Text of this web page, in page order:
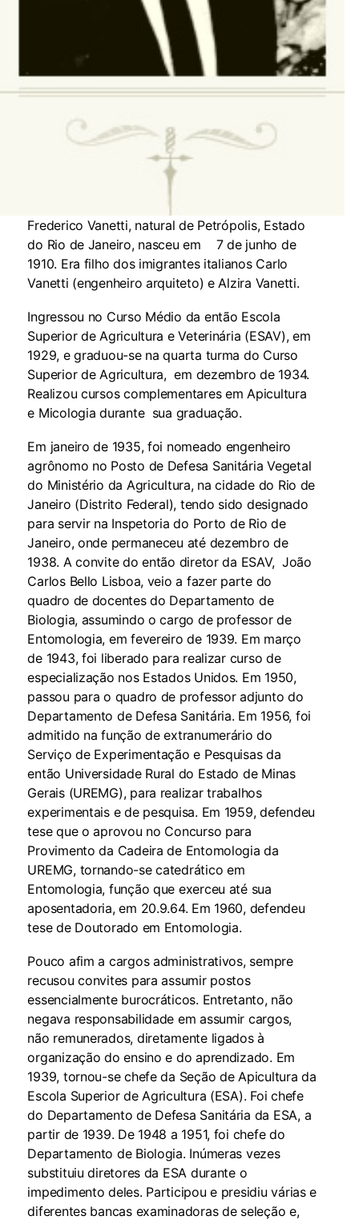
Frederico Vanetti, natural de Petrópolis, Estado
do Rio de Janeiro, nasceu em 7 de junho de
1910. Era filho dos imigrantes italianos Carlo
Vanetti (engenheiro arquiteto) e Alzira Vanetti.
Ingressou no Curso Médio da então Escola
Superior de Agricultura e Veterinária (ESAV), em
1929, e graduou-se na quarta turma do Curso
Superior de Agricultura, em dezembro de 1934.
Realizou cursos complementares em Apicultura
e Micologia durante sua graduação.
Em janeiro de 1935, foi nomeado engenheiro
agrônomo no Posto de Defesa Sanitária Vegetal
do Ministério da Agricultura, na cidade do Rio de
Janeiro (Distrito Federal), tendo sido designado
para servir na Inspetoria do Porto de Rio de
Janeiro, onde permaneceu até dezembro de
1938. A convite do então diretor da ESAV, João
Carlos Bello Lisboa, veio a fazer parte do
quadro de docentes do Departamento de
Biologia, assumindo o cargo de professor de
Entomologia, em fevereiro de 1939. Em março
de 1943, foi liberado para realizar curso de
especialização nos Estados Unidos. Em 1950,
passou para o quadro de professor adjunto do
Departamento de Defesa Sanitária. Em 1956, foi
admitido na função de extranumerário do
Serviço de Experimentação e Pesquisas da
então Universidade Rural do Estado de Minas
Gerais (UREMG), para realizar trabalhos
experimentais e de pesquisa. Em 1959, defendeu
tese que o aprovou no Concurso para
Provimento da Cadeira de Entomologia da
UREMG, tornando-se catedrático em
Entomologia, função que exerceu até sua
aposentadoria, em 20.9.64. Em 1960, defendeu
tese de Doutorado em Entomologia.
Pouco afim a cargos administrativos, sempre
recusou convites para assumir postos
essencialmente burocráticos. Entretanto, não
negava responsabilidade em assumir cargos,
não remunerados, diretamente ligados à
organização do ensino e do aprendizado. Em
1939, tornou-se chefe da Seção de Apicultura da
Escola Superior de Agricultura (ESA). Foi chefe
do Departamento de Defesa Sanitária da ESA, a
partir de 1939. De 1948 a 1951, foi chefe do
Departamento de Biologia. Inúmeras vezes
substituiu diretores da ESA durante o
impedimento deles. Participou e presidiu várias e
diferentes bancas examinadoras de seleção e,